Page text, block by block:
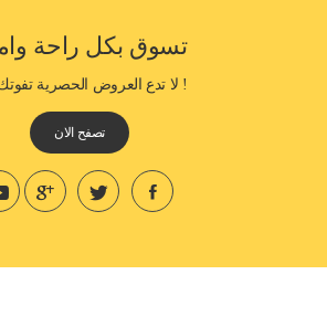
تسوق بكل راحة
! لا تدع العروض الحصرية
تصفح الان